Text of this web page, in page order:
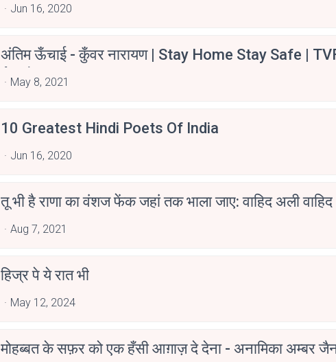
Jun 16, 2020
अंतिम ऊँचाई - कुँवर नारायण | Stay Home Stay Safe |
Aspirants
May 8, 2021
10 Greatest Hindi Poets Of India
Jun 16, 2020
तू भी है राणा का वंशज फेंक जहां तक भाला जाए: वाहिद अली वाहिद
Aug 7, 2021
हिज्र पे ये रात भी
May 12, 2024
मोहब्बत के सफ़र को एक हँसी आग़ाज़ दे देना - अनामिका अम्बर